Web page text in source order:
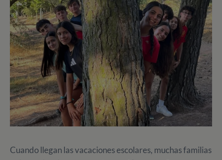
Cuando llegan las vacaciones escolares, muchas familias